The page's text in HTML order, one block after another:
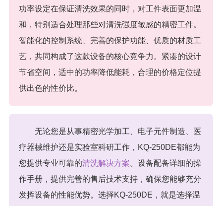
功率设定在保证清洗效果的同时，对工件表面更加温
和，特别适合处理那些对清洗强度敏感的精密工件。
智能化的控制系统、完善的保护功能、优质的材质工
艺，共同构成了这款设备的核心竞争力。紧凑的设计
节省空间，适中的功率降低能耗，合理的价格定位提
供出色的性价比。
无论您是从事精密光学加工、电子元件制造、医
疗器械维护还是实验室科研工作，KQ-250DE都能为
您提供专业可靠的清洗解决方案。设备配备详细的操
作手册，提供完善的售后技术支持，确保您能够充分
发挥设备的性能优势。选择KQ-250DE，就是选择温